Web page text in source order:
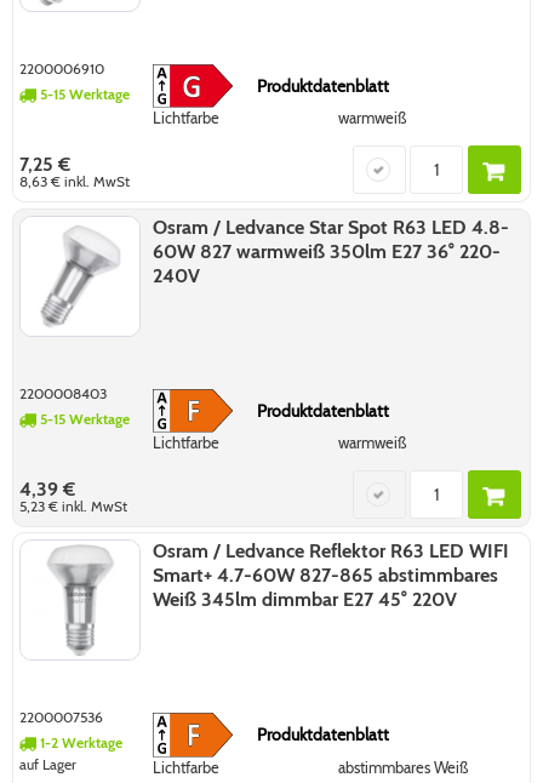
2200006910
5-15 Werktage
Produktdatenblatt
Lichtfarbe warmweiß
7,25 €
8,63 €inkl. MwSt
Osram / Ledvance Star Spot R63 LED 4.8-
60W 827 warmweiß 350lm E27 36° 220-
240V
2200008403
5-15 Werktage
Produktdatenblatt
Lichtfarbe warmweiß
4,39 €
5,23 €inkl. MwSt
Osram / Ledvance Reflektor R63 LED WIFI
Smart+ 4.7-60W 827-865 abstimmbares
Weiß 345lm dimmbar E27 45° 220V
2200007536
1-2 Werktage
auf Lager
Produktdatenblatt
Lichtfarbe abstimmbares Weiß